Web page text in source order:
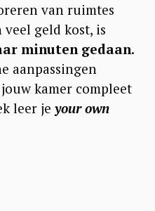
van ruimtes
geld kost, is
minuten gedaan.
aanpassingen
kamer compleet
leer je your own